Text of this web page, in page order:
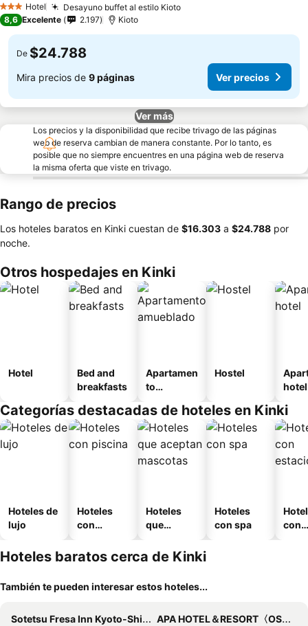
3 Estrellas
Hotel Desayuno buffet al estilo Kioto
8,6 Excelente 2.197 Kioto
De $24.788
Mira precios de 9 páginas Ver precios
Ver más
Los precios y la disponibilidad que recibe trivago de las páginas
web de reserva cambian de manera constante. Por lo tanto, es
posible que no siempre encuentres en una página web de reserva
la misma oferta que viste en trivago.
Rango de precios
Los hoteles baratos en Kinki cuestan de ‎$16.303 a ‎$24.788 por
noche.
Otros hospedajes en Kinki
Hotel
Bed and
breakfasts
Apartamen
to
o
Hostel
hotel
Categorías destacadas de hoteles en Kinki
Hoteles de
lujo
Hoteles
con
Hoteles
que
mascotas
Hoteles
con spa
con
Hoteles baratos cerca de Kinki
También te pueden interesar estos hoteles...
Sotetsu Fresa Inn Kyoto-Shijokarasuma
APA HOTEL＆RESORT〈OSAKA NAMBA EKIMAE TOWER〉